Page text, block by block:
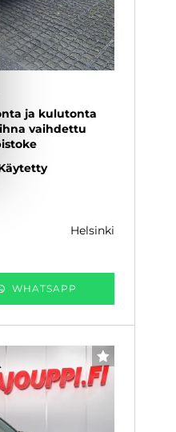
ja kulutonta
vaihdettu
helsinki
WHATSAPP
SUOSIKKI